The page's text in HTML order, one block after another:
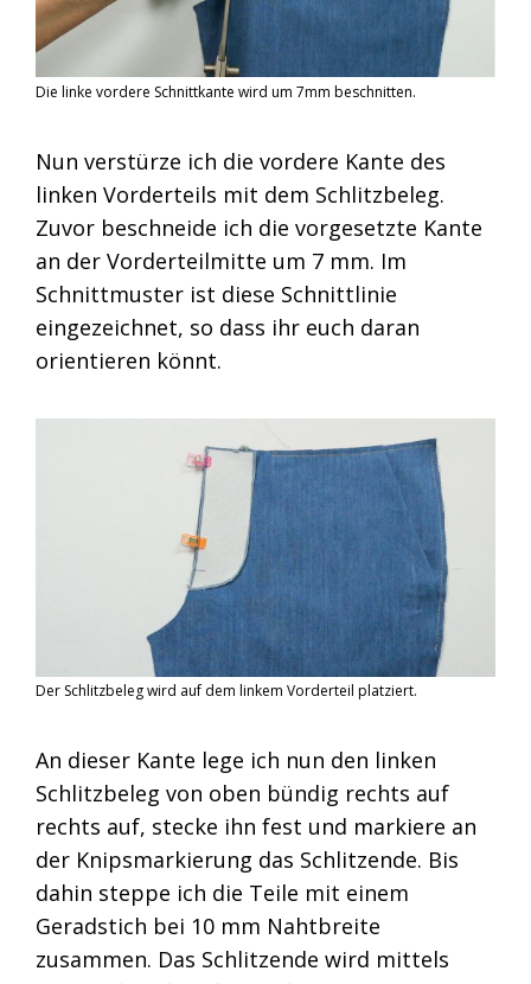
Die linke vordere Schnittkante wird um 7mm beschnitten.
Nun verstürze ich die vordere Kante des
linken Vorderteils mit dem Schlitzbeleg.
Zuvor beschneide ich die vorgesetzte Kante
an der Vorderteilmitte um 7 mm. Im
Schnittmuster ist diese Schnittlinie
eingezeichnet, so dass ihr euch daran
orientieren könnt.
Der Schlitzbeleg wird auf dem linkem Vorderteil platziert.
An dieser Kante lege ich nun den linken
Schlitzbeleg von oben bündig rechts auf
rechts auf, stecke ihn fest und markiere an
der Knipsmarkierung das Schlitzende. Bis
dahin steppe ich die Teile mit einem
Geradstich bei 10 mm Nahtbreite
zusammen. Das Schlitzende wird mittels